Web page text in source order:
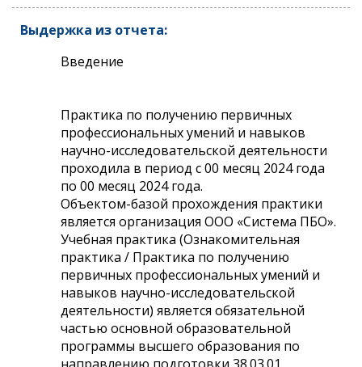
Выдержка из отчета:
Введение
Практика по получению первичных
профессиональных умений и навыков
научно-исследовательской деятельности
проходила в период с 00 месяц 2024 года
по 00 месяц 2024 года.
Объектом-базой прохождения практики
является организация ООО «Система ПБО».
Учебная практика (Ознакомительная
практика / Практика по получению
первичных профессиональных умений и
навыков научно-исследовательской
деятельности) является обязательной
частью основной образовательной
программы высшего образования по